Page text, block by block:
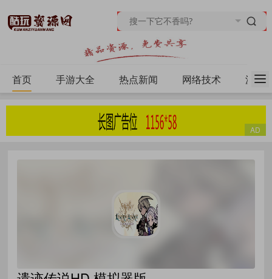
首页 手游大全 热点新闻 网络技术 源码